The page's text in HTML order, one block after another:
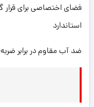
استاندارد
ضد آب مقاوم در برابر ضربه